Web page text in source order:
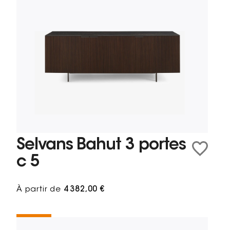
Selvans Bahut 3 portes
c 5
À partir de 4 382,00 €